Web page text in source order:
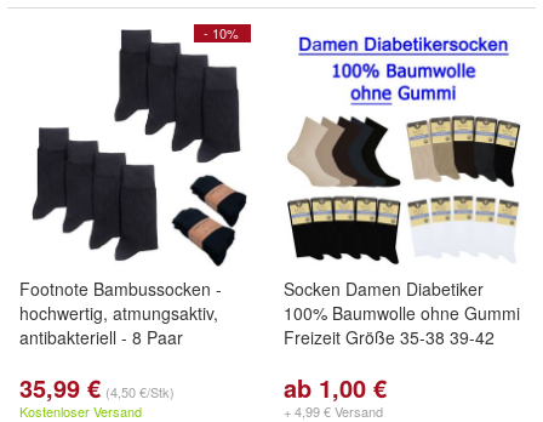
- 10%
Footnote Bambussocken -
hochwertig, atmungsaktiv,
antibakteriell - 8 Paar
35,99 € (4,50 €/Stk)
Kostenloser Versand
Socken Damen Diabetiker
100% Baumwolle ohne Gummi
Freizeit Größe 35-38 39-42
ab 1,00 €
+ 4,99 € Versand